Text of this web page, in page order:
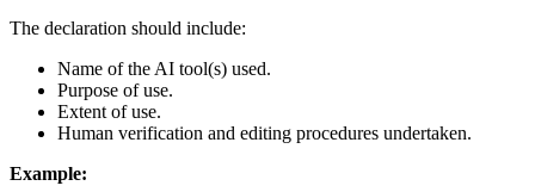
The declaration should include:
Name of the AI tool(s) used.
Purpose of use.
Extent of use.
Human verification and editing procedures undertaken.
Example: